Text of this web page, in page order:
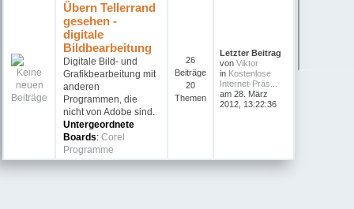
Übern Tellerrand
gesehen -
digitale
Bildbearbeitung
Digitale Bild- und
Grafikbearbeitung mit
anderen
Programmen, die
nicht von Adobe sind.
Untergeordnete
Boards: Corel
Programme
26
Beiträge
20
Themen
Letzter Beitrag
vonViktor
in Kostenlose
Internet-Präs...
am 28. März
2012, 13:22:36